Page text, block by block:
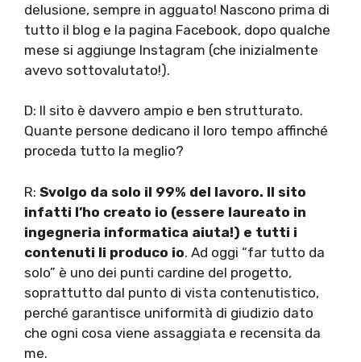
delusione, sempre in agguato! Nascono prima di
tutto il blog e la pagina Facebook, dopo qualche
mese si aggiunge Instagram (che inizialmente
avevo sottovalutato!).
D: Il sito è davvero ampio e ben strutturato.
Quante persone dedicano il loro tempo affinché
proceda tutto la meglio?
R: Svolgo da solo il 99% del lavoro. Il sito
infatti l’ho creato io (essere laureato in
ingegneria informatica aiuta!) e tutti i
contenuti li produco io. Ad oggi “far tutto da
solo” è uno dei punti cardine del progetto,
soprattutto dal punto di vista contenutistico,
perché garantisce uniformità di giudizio dato
che ogni cosa viene assaggiata e recensita da
me.